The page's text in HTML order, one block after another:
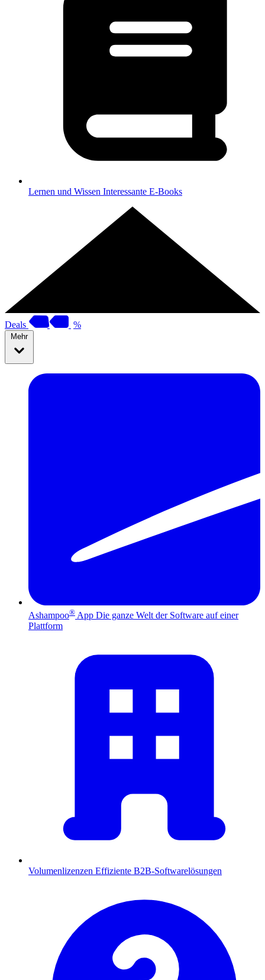
Lernen und Wissen Interessante E-Books
Deals %
Mehr
Ashampoo® App Die ganze Welt der Software auf einer
Plattform
Volumenlizenzen Effiziente B2B-Softwarelösungen